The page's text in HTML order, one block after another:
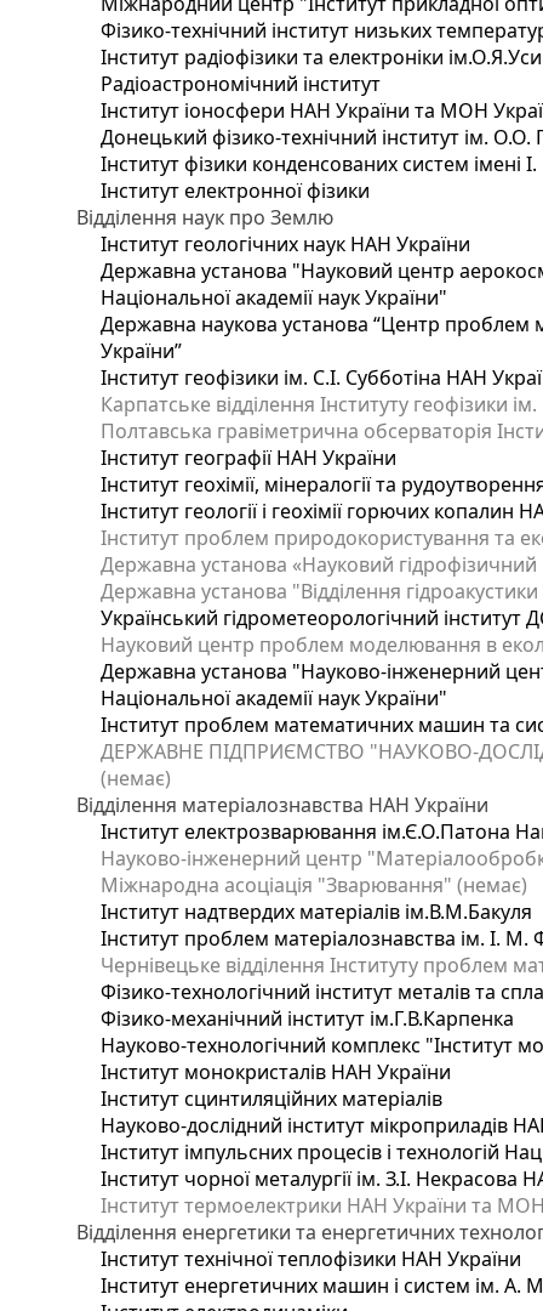
Фізико-технічний інститут низьких
Інститут радіофізики та електроніки
Радіоастрономічний інститут
Інститут іоносфери НАН України та МОН
Донецький фізико-технічний інститут ім. О.О.
Інститут фізики конденсованих систем імені
Інститут електронної фізики
Відділення наук про Землю
Інститут геологічних наук НАН України
Державна установа "Науковий центр
Національної академії наук України"
Державна наукова установа “Центр проблем
України”
Інститут геофізики ім. С.І. Субботіна НАН
Карпатське відділення Інституту геофізики
Полтавська гравіметрична обсерваторія
Інститут географії НАН України
Інститут геохімії, мінералогії та
Інститут геології і геохімії горючих копалин
Інститут проблем природокористування та
Державна установа «Науковий гідрофізичний
Державна установа "Відділення
Український гідрометеорологічний
Науковий центр проблем моделювання в
Державна установа "Науково-інженерний
Національної академії наук України"
Інститут проблем математичних машин та
ДЕРЖАВНЕ ПІДПРИЄМСТВО "НАУКОВО-
(немає)
Відділення матеріалознавства НАН України
Інститут електрозварювання ім.Є.О.Патона
Науково-інженерний центр
Міжнародна асоціація "Зварювання" (немає)
Інститут надтвердих матеріалів ім.В.М.Бакуля
Інститут проблем матеріалознавства ім. І.
Чернівецьке відділення Інституту проблем
Фізико-технологічний інститут металів та
Фізико-механічний інститут ім.Г.В.Карпенка
Науково-технологічний комплекс "Інститут
Інститут монокристалів НАН України
Інститут сцинтиляційних матеріалів
Науково-дослідний інститут мікроприладів
Інститут імпульсних процесів і технологій
Інститут чорної металургії ім. З.І. Некрасова
Інститут термоелектрики НАН України та
Відділення енергетики та енергетичних
Інститут технічної теплофізики НАН України
Інститут енергетичних машин і систем ім. А.